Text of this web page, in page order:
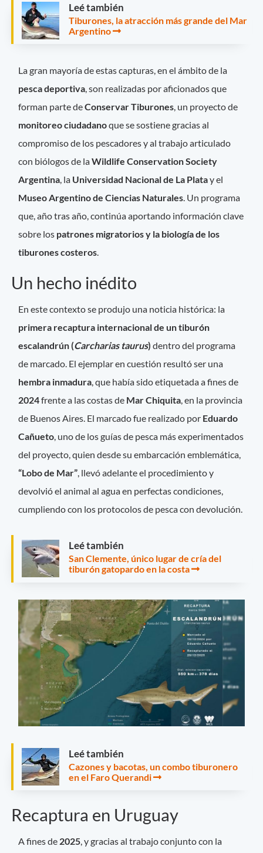
Leé también
Tiburones, la atracción más grande del Mar
Argentino
La gran mayoría de estas capturas, en el ámbito de la
pesca deportiva, son realizadas por aficionados que
forman parte deConservar Tiburones, un proyecto de
monitoreo ciudadanoque se sostiene gracias al
compromiso de los pescadores y al trabajo articulado
con biólogos de laWildlife Conservation Society
Argentina, la Universidad Nacional de La Platay el
Museo Argentino de Ciencias Naturales. Un programa
que, año tras año, continúa aportando información clave
sobre los patrones migratorios y la biología de los
tiburones costeros.
Un hecho inédito
En este contexto se produjo una noticia histórica: la
primera recaptura internacional de un tiburón
escalandrún (Carcharias taurus) dentro del programa
de marcado. El ejemplar en cuestión resultó ser una
hembra inmadura, que había sido etiquetada a fines de
2024frente a las costas de Mar Chiquita, en la provincia
de Buenos Aires. El marcado fue realizado por Eduardo
Cañueto, uno de los guías de pesca más experimentados
del proyecto, quien desde su embarcación emblemática,
“Lobo de Mar”, llevó adelante el procedimiento y
devolvió el animal al agua en perfectas condiciones,
cumpliendo con los protocolos de pesca con devolución.
Leé también
San Clemente, único lugar de cría del
tiburón gatopardo en la costa
Leé también
Cazones y bacotas, un combo tiburonero
en el Faro Querandi
Recaptura en Uruguay
A fines de 2025, y gracias al trabajo conjunto con la